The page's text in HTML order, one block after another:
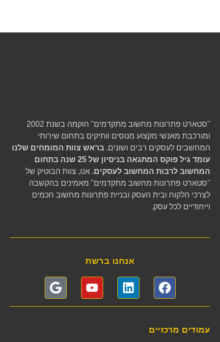
"סטארט פתרונות מחשוב מתקדמים" הוקמה בשנת 2002
ומורכבת מאנשי מקצוע מנוסים וותיקים בתחום שירותי
המחשבים לעסקים רבים ושונים. בראש צוות המומחים שלנו
עומד גיל פוקס המתגאה בניסיון של 25 שנה בתחום
המחשוב לרבות המחשוב לעסקים. אנו, צוות הבוטיק של
"סטארט פתרונות מחשוב מתקדמים" מאמינים בהקשבה
לצרכי הלקוח ובית העסק ובניית פתרונות מחשוב חכמים
וייחודיים לכל עסק.
אנחנו ברשת
עמודים מרכזיים